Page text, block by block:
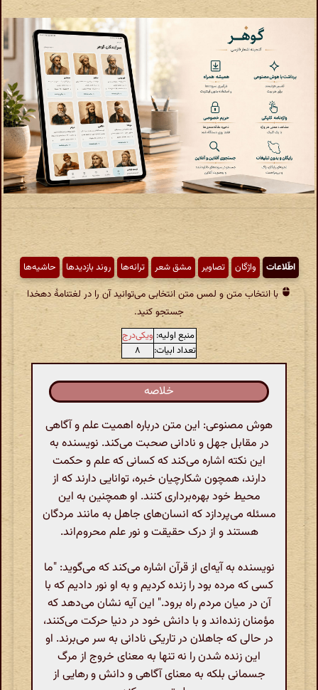
اطّلاعات واژگان تصاویر مشق شعر ترانه‌ها روند بازدیدها حاشیه‌ها
با انتخاب متن و لمس متن انتخابی می‌توانید آن را در لغتنامهٔ دهخدا
جستجو کنید.
منبع اولیه: ویکی‌درج
تعداد ابیات:
۸
خلاصه
هوش مصنوعی: این متن درباره اهمیت علم و آگاهی
در مقابل جهل و نادانی صحبت می‌کند. نویسنده به
این نکته اشاره می‌کند که کسانی که علم و حکمت
دارند، همچون شکارچیان خبره، توانایی دارند که از
محیط خود بهره‌برداری کنند. او همچنین به این
مسئله می‌پردازد که انسان‌های جاهل به مانند مردگان
هستند و از درک حقیقت و نور علم محروم‌اند.
نویسنده به آیه‌ای از قرآن اشاره می‌کند که می‌گوید: "ما
کسی که مرده بود را زنده کردیم و به او نور دادیم که با
آن در میان مردم راه برود." این آیه نشان می‌دهد که
مؤمنان زنده‌اند و با دانش خود در دنیا حرکت می‌کنند،
در حالی که جاهلان در تاریکی نادانی به سر می‌برند. او
این زنده شدن را نه تنها به معنای خروج از مرگ
جسمانی بلکه به معنای آگاهی و دانش و رهایی از